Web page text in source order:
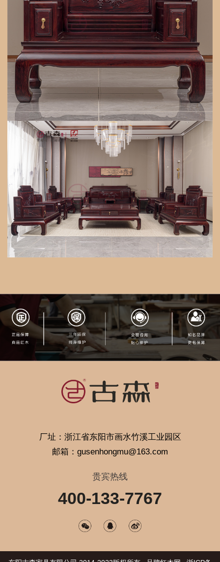
厂址：浙江省东阳市画水竹溪工业园区
邮箱：gusenhongmu@163.com
贵宾热线
400-133-7767